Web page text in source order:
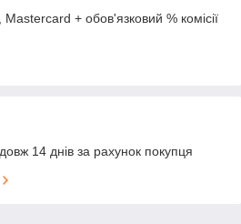
+ обов'язковий % комісії
14 днів за рахунок покупця